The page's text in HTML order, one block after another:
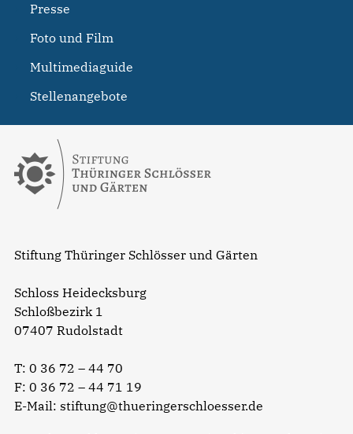
Stiftung Thüringer Schlösser und Gärten
Schloss Heidecksburg
Schloßbezirk 1
07407 Rudolstadt
T: 0 36 72 – 44 70
F: 0 36 72 – 44 71 19
E-Mail: stiftung@thueringerschloesser.de
Presse
Foto und Film
Multimediaguide
Stellenangebote